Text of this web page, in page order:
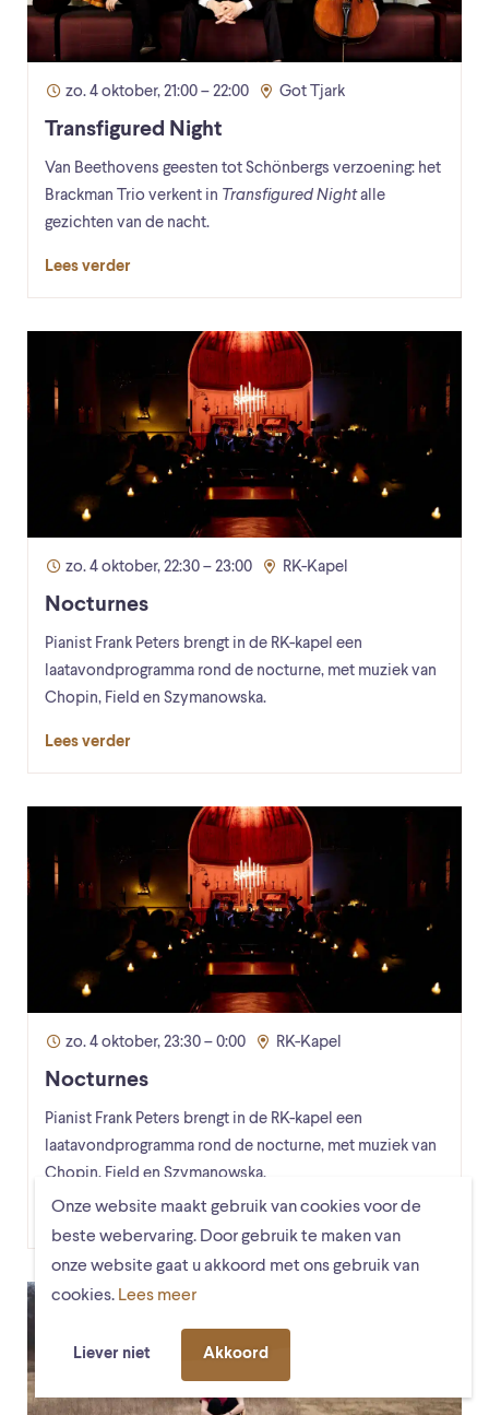
Onze website maakt gebruik van cookies voor de
beste webervaring. Door gebruik te maken van
onze website gaat u akkoord met ons gebruik van
cookies. Lees meer
Liever niet Akkoord
zo. 4 oktober, 21:00 – 22:00 Got Tjark
Transfigured Night
Van Beethovens geesten tot Schönbergs verzoening: het
Brackman Trio verkent in Transfigured Nightalle
gezichten van de nacht.
Lees verder
zo. 4 oktober, 22:30 – 23:00 RK-Kapel
Nocturnes
Pianist Frank Peters brengt in de RK-kapel een
laatavondprogramma rond de nocturne, met muziek van
Chopin, Field en Szymanowska.
Lees verder
zo. 4 oktober, 23:30 – 0:00 RK-Kapel
Nocturnes
Pianist Frank Peters brengt in de RK-kapel een
laatavondprogramma rond de nocturne, met muziek van
Chopin, Field en Szymanowska.